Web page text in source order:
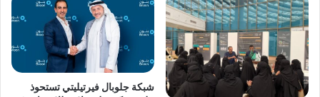
شبكة جلوبال فيرتيليتي تستحوذ